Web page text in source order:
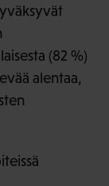
(82 %)
alentaa,